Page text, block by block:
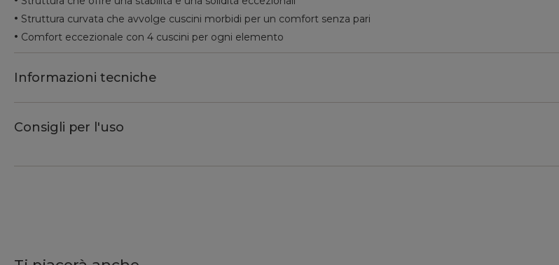
• Struttura curvata che avvolge cuscini morbidi per un comfort senza pari
• Comfort eccezionale con 4 cuscini per ogni elemento
Informazioni tecniche
Consigli per l'uso